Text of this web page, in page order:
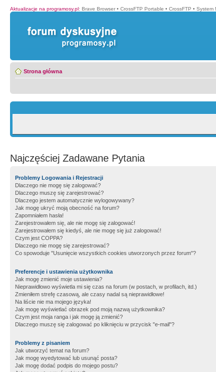
Aktualizacje na programosy.pl: Brave Browser • CrossFTP Portable • CrossFTP • System
Strona główna
Najczęściej Zadawane Pytania
Problemy Logowania i Rejestracji
Dlaczego nie mogę się zalogować?
Dlaczego muszę się zarejestrować?
Dlaczego jestem automatycznie wylogowywany?
Jak mogę ukryć moją obecność na forum?
Zapomniałem hasła!
Zarejestrowałem się, ale nie mogę się zalogować!
Zarejestrowałem się kiedyś, ale nie mogę się już zalogować!
Czym jest COPPA?
Dlaczego nie mogę się zarejestrować?
Co spowoduje "Usunięcie wszystkich cookies utworzonych przez forum"?
Preferencje i ustawienia użytkownika
Jak mogę zmienić moje ustawienia?
Nieprawidłowo wyświetla mi się czas na forum (w postach, w profilach, itd.)
Zmieniłem strefę czasową, ale czasy nadal są nieprawidłowe!
Na liście nie ma mojego języka!
Jak mogę wyświetlać obrazek pod moją nazwą użytkownika?
Czym jest moja ranga i jak mogę ją zmienić?
Dlaczego muszę się zalogować po kliknięciu w przycisk "e-mail"?
Problemy z pisaniem
Jak utworzyć temat na forum?
Jak mogę wyedytować lub usunąć posta?
Jak mogę dodać podpis do mojego postu?